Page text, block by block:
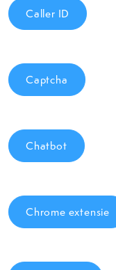
Caller ID
Captcha
Chatbot
Chrome extensie